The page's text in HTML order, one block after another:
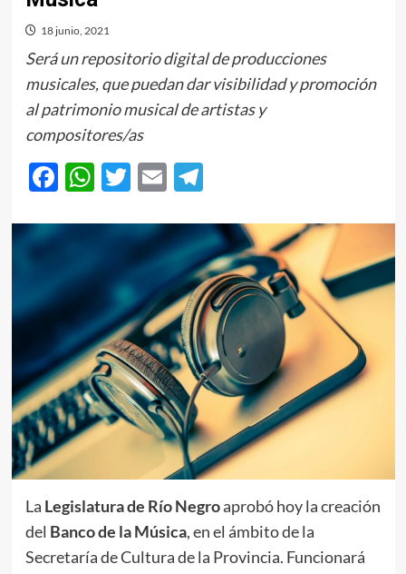
18 junio, 2021
Será un repositorio digital de producciones
musicales, que puedan dar visibilidad y promoción
al patrimonio musical de artistas y
compositores/as
Facebook
WhatsApp
Twitter
EmailTelegram
La Legislatura de Río Negroaprobó hoy la creación
del Banco de la Música, en el ámbito de la
Secretaría de Cultura de la Provincia. Funcionará